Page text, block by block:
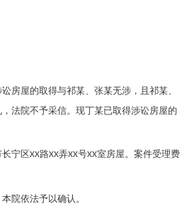
房屋的取得与祁某、 张某无涉，且 祁某、
法院不予采信。现丁某已取得涉讼房屋的
长宁区XX路XX弄XX号XX室房屋。案件受理费
院依法予以确认。